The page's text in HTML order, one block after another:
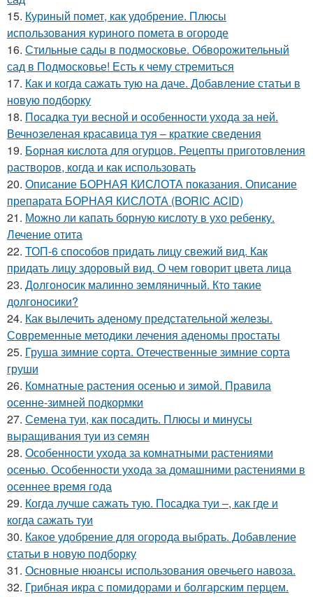
15. Куриный помет, как удобрение. Плюсы
использования куриного помета в огороде
16. Стильные сады в подмосковье. Обворожительный
сад в Подмосковье! Есть к чему стремиться
17. Как и когда сажать тую на даче. Добавление статьи в
новую подборку
18. Посадка туи весной и особенности ухода за ней.
Вечнозеленая красавица туя – краткие сведения
19. Борная кислота для огурцов. Рецепты приготовления
растворов, когда и как использовать
20. Описание БОРНАЯ КИСЛОТА показания. Описание
препарата БОРНАЯ КИСЛОТА (BORIC ACID)
21. Можно ли капать борную кислоту в ухо ребенку.
Лечение отита
22. ТОП-6 способов придать лицу свежий вид. Как
придать лицу здоровый вид. О чем говорит цвета лица
23. Долгоносик малинно земляничный. Кто такие
долгоносики?
24. Как вылечить аденому предстательной железы.
Современные методики лечения аденомы простаты
25. Груша зимние сорта. Отечественные зимние сорта
груши
26. Комнатные растения осенью и зимой. Правила
осенне-зимней подкормки
27. Семена туи, как посадить. Плюсы и минусы
выращивания туи из семян
28. Особенности ухода за комнатными растениями
осенью. Особенности ухода за домашними растениями в
осеннее время года
29. Когда лучше сажать тую. Посадка туи –, как где и
когда сажать туи
30. Какое удобрение для огорода выбрать. Добавление
статьи в новую подборку
31. Основные нюансы использования овечьего навоза.
32. Грибная икра с помидорами и болгарским перцем.